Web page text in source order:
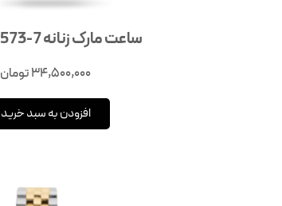
ساعت مارک زنانه 7-8573 Laxmi
34,500,000تومان
افزودن به سبد خرید